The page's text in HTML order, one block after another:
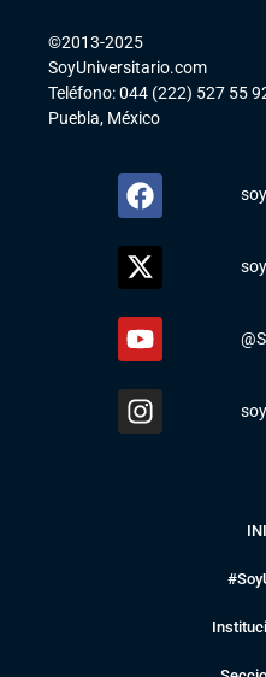
©2013-2025
SoyUniversitario.com
Teléfono: 044 (222) 527 55
Puebla, México